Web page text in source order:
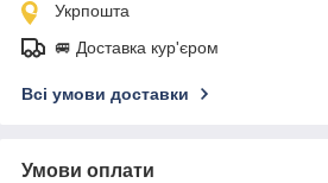
Укрпошта
🚐 Доставка кур'єром
Всі умови доставки
Умови оплати